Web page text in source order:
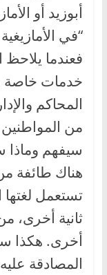
أبوزيد أو
“في
فعندما
خدمات خاصة
المحاكم
من
سيفهم وماذا
هناك طائفة
تستعمل
ثانية أخرى،
أخرى. هكذا
المصادقة